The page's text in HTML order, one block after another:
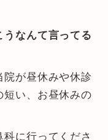
なんて言ってる
が昼休みや休診
短い、お昼休みの
に行ってくださ